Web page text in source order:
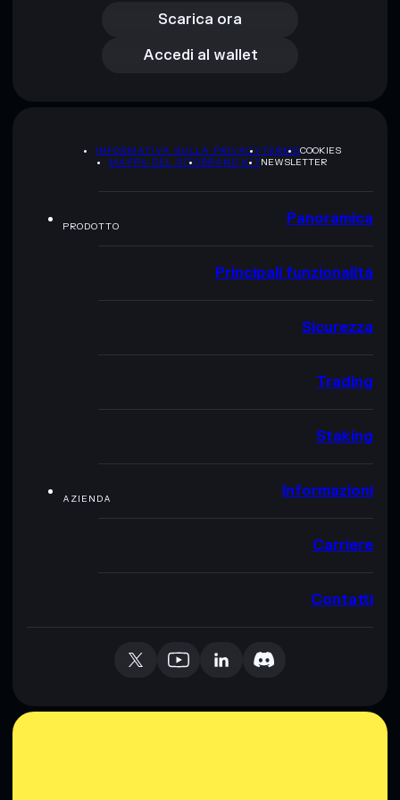
Scarica ora
Accedi al wallet
Accedi al wallet
INFORMATIVA SULLA PRIVACYTERMSCOOKIES
MAPPA DEL SITOBRAND KITNEWSLETTER
PRODOTTO Panoramica
Principali funzionalità
Sicurezza
Trading
Staking
AZIENDA Informazioni
Carriere
Contatti